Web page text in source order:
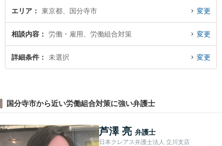
エリア 東京都、国分寺市 変更
相談内容 労働・雇用、労働組合対策 変更
詳細条件 未選択 変更
国分寺市から近い労働組合対策に強い弁護士
芦澤 亮 弁護士
日本クレアス弁護士法人 立川支店